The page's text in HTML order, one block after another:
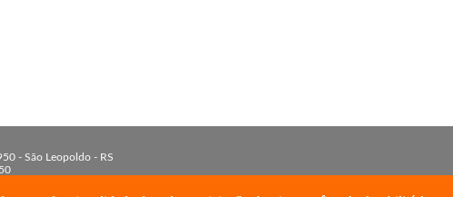
- São Leopoldo - RS